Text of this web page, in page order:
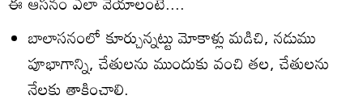
బాలాసనంలో కూర్చున్నట్టు మోకాళ్లు మడిచి, నడుము
పూభాగాన్ని, చేతులను ముందుకు వంచి తల, చేతులను
నేలకు తాకించాలి.